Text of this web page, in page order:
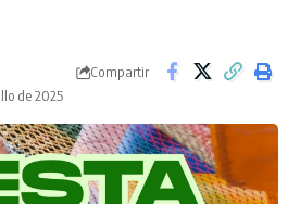
de 2025
Compartir